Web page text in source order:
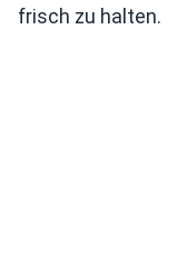
frisch zu halten.